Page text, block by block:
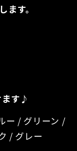
ます。
ます♪
ー / グリーン /
/ グレー